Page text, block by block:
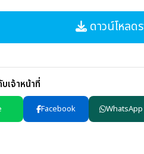
ดาวน์โหลด
เจ้าหน้าที่
Facebook WhatsApp